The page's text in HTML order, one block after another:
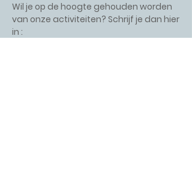
Wil je op de hoogte gehouden worden
van onze activiteiten? Schrijf je dan hier
in :